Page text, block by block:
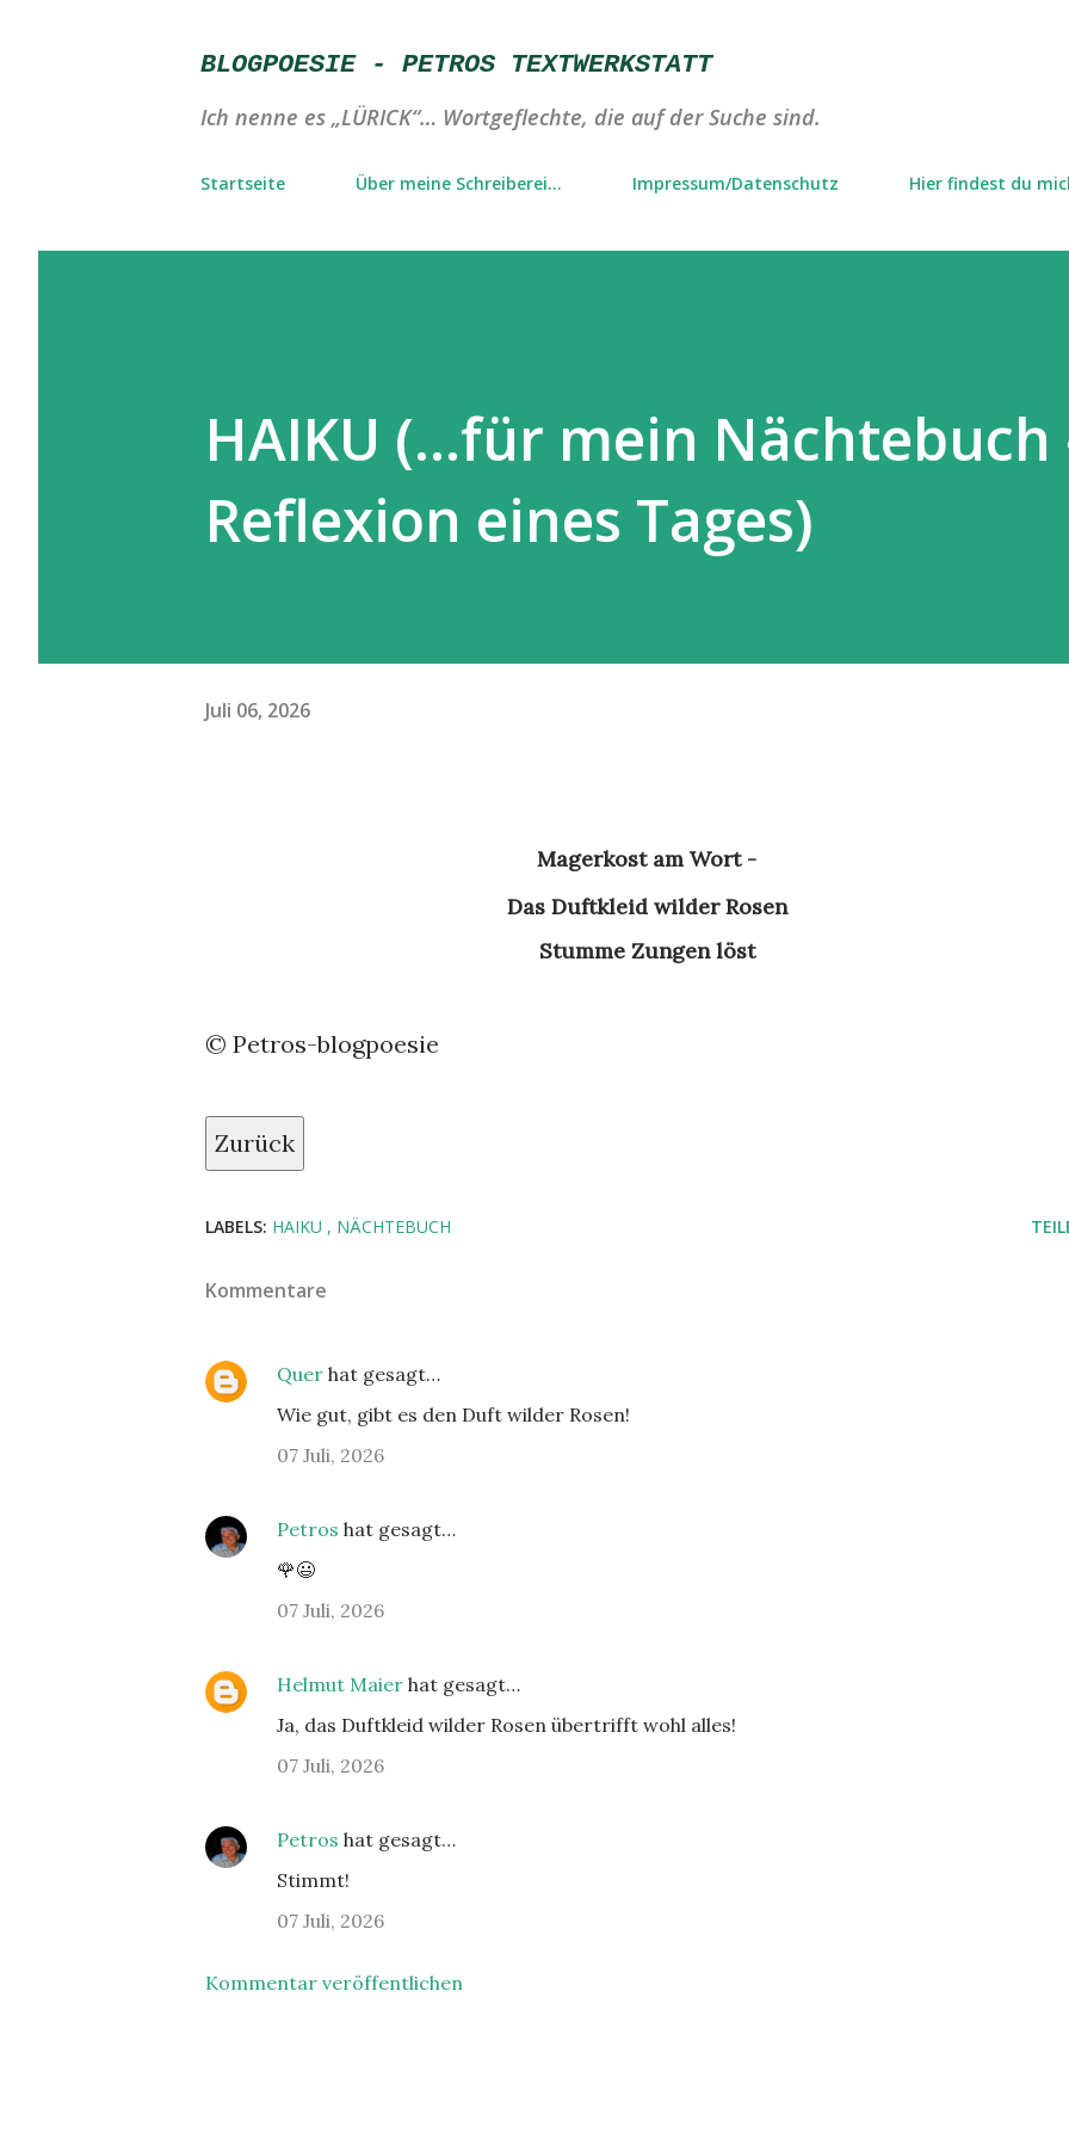
BLOGPOESIE - PETROS TEXTWERKSTATT
Ich nenne es „LÜRICK“… Wortgeflechte, die auf der Suche sind.
Startseite Über meine Schreiberei... Impressum/Datenschutz Hier findest du
HAIKU (…für mein Nächtebuch
Reflexion eines Tages)
Juli 06, 2026
Magerkost am Wort -
Das Duftkleid wilder Rosen
Stumme Zungen löst
© Petros-blogpoesie
Zurück
LABELS: HAIKU NÄCHTEBUCH
Kommentare
Quer hat gesagt…
Wie gut, gibt es den Duft wilder Rosen!
07 Juli, 2026
Petros hat gesagt…
🌹😃
07 Juli, 2026
Helmut Maier hat gesagt…
Ja, das Duftkleid wilder Rosen übertrifft wohl alles!
07 Juli, 2026
Petros hat gesagt…
Stimmt!
07 Juli, 2026
Kommentar veröffentlichen